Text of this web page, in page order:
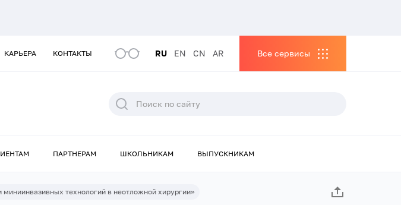
КАРЬЕРА КОНТАКТЫ RU EN CN AR Все сервисы
ПАРТНЕРАМ ШКОЛЬНИКАМ ВЫПУСКНИКАМ
технологий в неотложной хирургии»